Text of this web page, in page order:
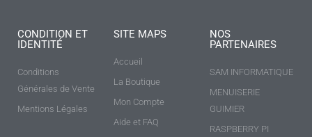
CONDITION ET
IDENTITÉ
Conditions
Générales de Vente
Mentions Légales
SITE MAPS
Accueil
La Boutique
Mon Compte
Aide et FAQ
NOS
PARTENAIRES
SAM INFORMATIQUE
MENUISERIE
GUIMIER
RASPBERRY PI